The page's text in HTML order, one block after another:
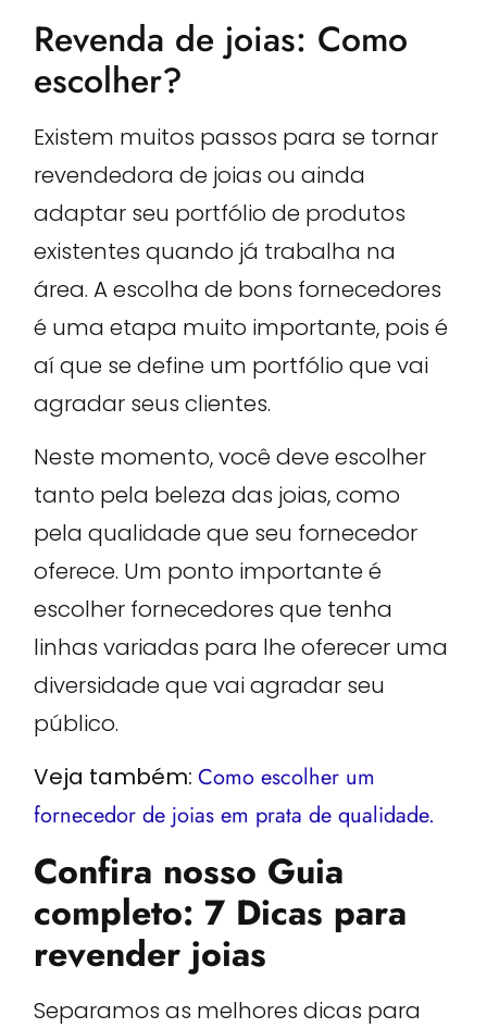
Revenda de joias: Como
escolher?
Existem muitos passos para se tornar
revendedora de joias ou ainda
adaptar seu portfólio de produtos
existentes quando já trabalha na
área. A escolha de bons fornecedores
é uma etapa muito importante, pois é
aí que se define um portfólio que vai
agradar seus clientes.
Neste momento, você deve escolher
tanto pela beleza das joias, como
pela qualidade que seu fornecedor
oferece. Um ponto importante é
escolher fornecedores que tenha
linhas variadas para lhe oferecer uma
diversidade que vai agradar seu
público.
Veja também:Como escolher um
fornecedor de joias em prata de qualidade.
Confira nosso Guia
completo: 7 Dicas para
revender joias
Separamos as melhores dicas para